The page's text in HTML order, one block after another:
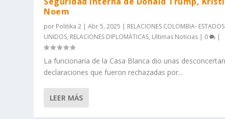
Noem
por Politika 2 |Abr 5, 2025 | RELACIONES COLOMBIA- ESTADOS
UNIDOS, RELACIONES DIPLOMÁTICAS, Ultimas Noticias | 0 |
La funcionaria de la Casa Blanca dio unas
declaraciones que fueron rechazadas por...
LEER MÁS